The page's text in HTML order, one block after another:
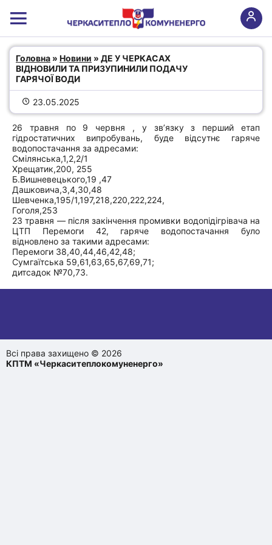
ДЕ У ЧЕРКАСАХ ВІДНОВИЛИ ТА
ПРИЗУПИНИЛИ ПОДАЧУ ГАРЯЧОЇ
ВОДИ
Головна » Новини » ДЕ У ЧЕРКАСАХ
ВІДНОВИЛИ ТА ПРИЗУПИНИЛИ ПОДАЧУ
ГАРЯЧОЇ ВОДИ
23.05.2025
26 травня по 9 червня , у зв’язку з перший етап
гідростатичних випробувань, буде відсутнє гаряче
водопостачання за адресами:
Смілянська,1,2,2/1
Хрещатик,200, 255
Б.Вишневецького,19 ,47
Дашковича,3,4,30,48
Шевченка,195/1,197,218,220,222,224,
Гоголя,253
23 травня — після закінчення промивки водопідігрівача на
ЦТП Перемоги 42, гаряче водопостачання було
відновлено за такими адресами:
Перемоги 38,40,44,46,42,48;
Сумгаїтська 59,61,63,65,67,69,71;
дитсадок №70,73.
Всі права захищено © 2026
КПТМ «Черкаситеплокомуненерго»